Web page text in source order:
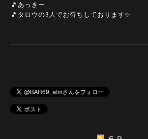
🎵あっきー
🎵タロウの3人でお待ちしております✨